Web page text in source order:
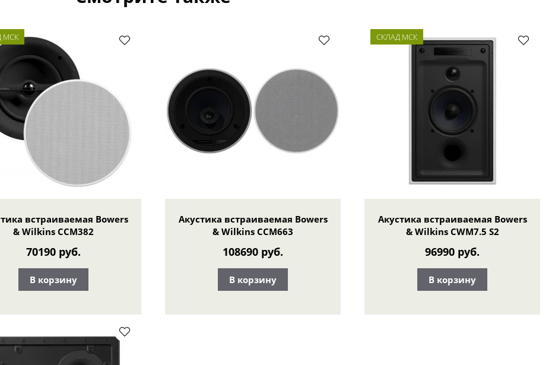
МСК
встраиваемая Bowers
& Wilkins CCM382
70190 руб.
В корзину
Акустика встраиваемая Bowers
& Wilkins CCM663
108690 руб.
В корзину
СКЛАД МСК
Акустика встраиваемая Bowers
& Wilkins CWM7.5 S2
96990 руб.
В корзину